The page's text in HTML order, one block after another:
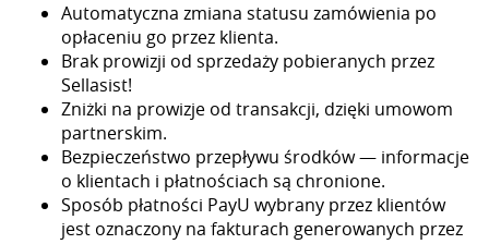
Automatyczna zmiana statusu zamówienia po
opłaceniu go przez klienta.
Brak prowizji od sprzedaży pobieranych przez
Sellasist!
Zniżki na prowizje od transakcji, dzięki umowom
partnerskim.
Bezpieczeństwo przepływu środków — informacje
o klientach i płatnościach są chronione.
Sposób płatności PayU wybrany przez klientów
jest oznaczony na fakturach generowanych przez